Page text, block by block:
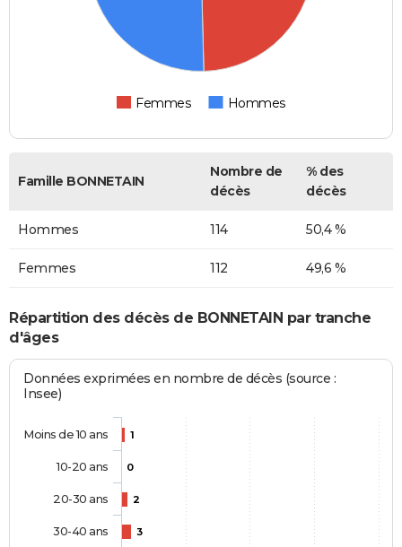
Femmes Hommes
Famille BONNETAIN
Nombre de
décès
% des
décès
Hommes 114 50,4 %
Femmes 112 49,6 %
Répartition des décès de BONNETAIN par tranche
d'âges
Données exprimées en nombre de décès (source :
Insee)
1
0
2
3
Moins de 10 ans
10-20 ans
20-30 ans
30-40 ans